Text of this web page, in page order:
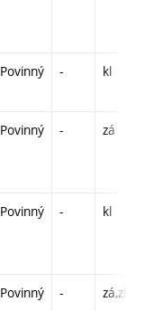
Povinný - kl
Povinný - zá
Povinný - kl
Povinný - zá,zk